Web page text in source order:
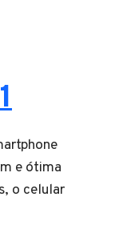
e ótima
o celular